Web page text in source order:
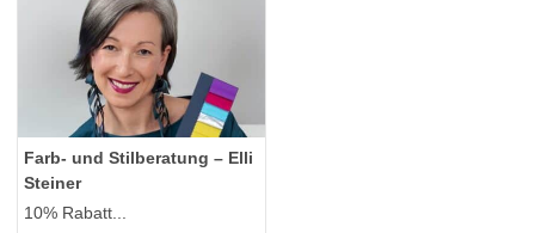
Farb- und Stilberatung – Elli
Steiner
10% Rabatt...